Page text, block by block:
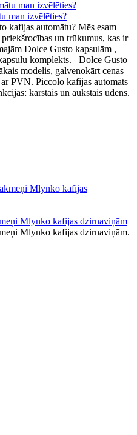
man izvēlēties?
kafijas automātu? Mēs esam
un trūkumus, kas ir
Dolce Gusto kapsulām ,
komplekts. Dolce Gusto
modelis, galvenokārt cenas
PVN. Piccolo kafijas automāts
karstais un aukstais ūdens.
Mlynko kafijas dzirnaviņām
Mlynko kafijas dzirnaviņām.